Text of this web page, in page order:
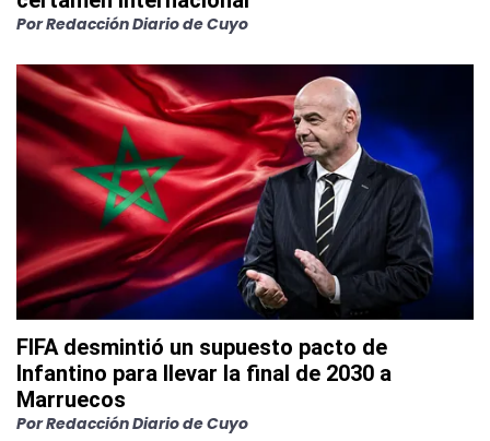
PorRedacción Diario de Cuyo
FIFA desmintió un supuesto pacto de
Infantino para llevar la final de 2030 a
Marruecos
PorRedacción Diario de Cuyo